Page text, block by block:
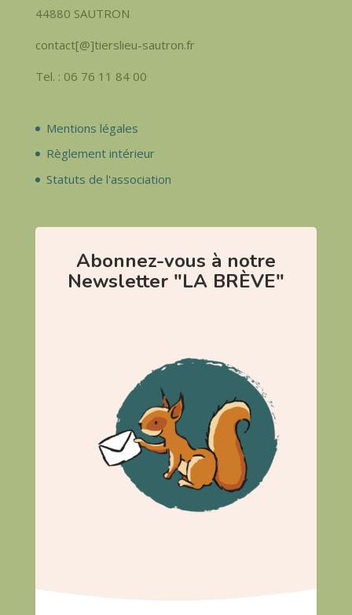
44880 SAUTRON
contact[@]tierslieu-sautron.fr
Tel. : 06 76 11 84 00
Mentions légales
Règlement intérieur
Statuts de l'association
Abonnez-vous à notre
Newsletter "LA BRÈVE"